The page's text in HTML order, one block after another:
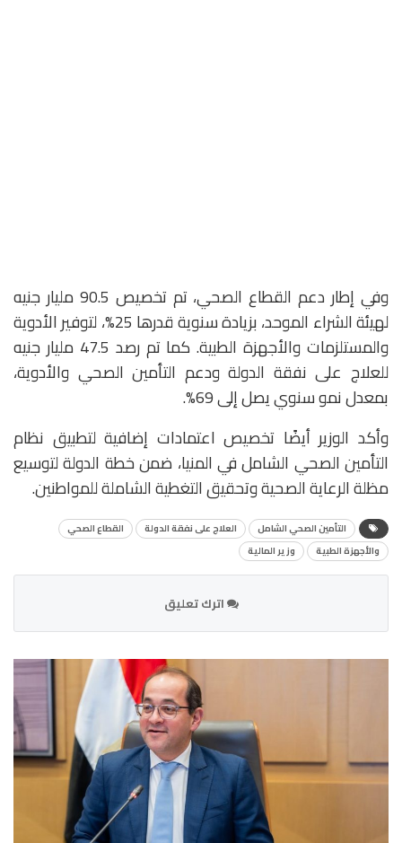
وفي إطار دعم القطاع الصحي، تم تخصيص 90.5 مليار جنيه
لهيئة الشراء الموحد، بزيادة سنوية قدرها 25%، لتوفير الأدوية
والمستلزمات والأجهزة الطبية. كما تم رصد 47.5 مليار جنيه
للعلاج على نفقة الدولة ودعم التأمين الصحي والأدوية،
بمعدل نمو سنوي يصل إلى 69%.
وأكد الوزير أيضًا تخصيص اعتمادات إضافية لتطبيق نظام
التأمين الصحي الشامل في المنيا، ضمن خطة الدولة لتوسيع
مظلة الرعاية الصحية وتحقيق التغطية الشاملة للمواطنين.
التأمين الصحي الشامل العلاج على نفقة الدولة
القطاع الصحي
والأجهزة الطبية
وزير المالية
اترك تعليق